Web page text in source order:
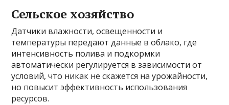
Сельское хозяйство
Датчики влажности, освещенности и
температуры передают данные в облако, где
интенсивность полива и подкормки
автоматически регулируется в зависимости от
условий, что никак не скажется на урожайности,
но повысит эффективность использования
ресурсов.